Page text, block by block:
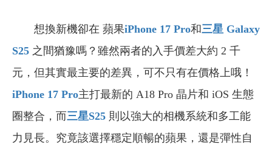
想換新機卻在 蘋果iPhone 17 Pro和三星 Galaxy
S25 之間猶豫嗎？雖然兩者的入手價差大約 2 千
元，但其實最主要的差異，可不只有在價格上哦！
iPhone 17 Pro主打最新的 A18 Pro 晶片和 iOS 生態
圈整合，而三星S25 則以強大的相機系統和多工能
力見長。究竟該選擇穩定順暢的蘋果，還是彈性自